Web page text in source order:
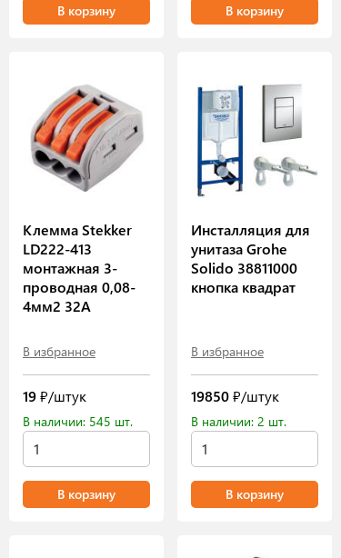
В корзину В корзину
Клемма Stekker
LD222-413
монтажная 3-
проводная 0,08-
4мм2 32А
В избранное
19₽/штук
В наличии: 545 шт.
В корзину
Инсталляция для
унитаза Grohe
Solido 38811000
кнопка квадрат
В избранное
19850₽/штук
В наличии: 2 шт.
В корзину